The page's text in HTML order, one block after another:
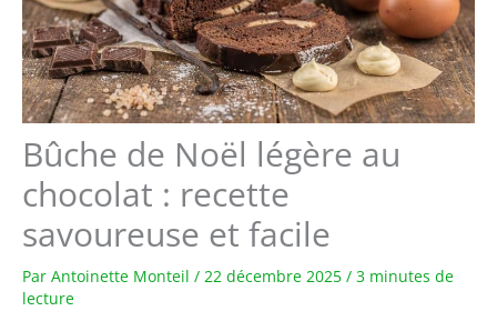
Bûche de Noël légère au
chocolat : recette
savoureuse et facile
Par Antoinette Monteil / 22 décembre 2025 / 3 minutes de
lecture